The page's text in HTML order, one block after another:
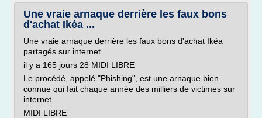
Une vraie arnaque derrière les faux bons
d'achat Ikéa ...
Une vraie arnaque derrière les faux bons d'achat Ikéa
partagés sur internet
il y a 165 jours 28 MIDI LIBRE
Le procédé, appelé "Phishing", est une arnaque bien
connue qui fait chaque année des milliers de victimes sur
internet.
MIDI LIBRE